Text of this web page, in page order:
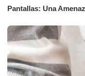
Pantallas: Una